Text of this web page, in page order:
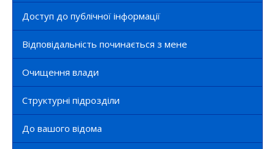
Доступ до публічної інформації
Відповідальність починається з мене
Очищення влади
Структурні підрозділи
До вашого відома